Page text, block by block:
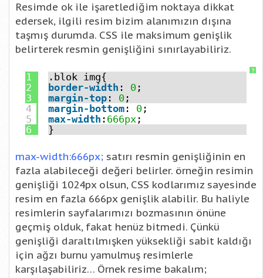
Resimde ok ile işaretlediğim noktaya dikkat
edersek, ilgili resim bizim alanımızın dışına
taşmış durumda. CSS ile maksimum genişlik
belirterek resmin genişliğini sınırlayabiliriz.
?
1
2
3
4
5
6
.blok img{
border-width : 0 ;
margin-top : 0 ;
margin-bottom : 0 ;
max-width : 666px ;
}
max-width:666px; satırı resmin genişliğinin en
fazla alabileceği değeri belirler. örneğin resimin
genişliği 1024px olsun, CSS kodlarımız sayesinde
resim en fazla 666px genişlik alabilir. Bu haliyle
resimlerin sayfalarımızı bozmasının önüne
geçmiş olduk, fakat henüz bitmedi. Çünkü
genişliği daraltılmışken yüksekliği sabit kaldığı
için ağzı burnu yamulmuş resimlerle
karşılaşabiliriz… Örnek resime bakalım;